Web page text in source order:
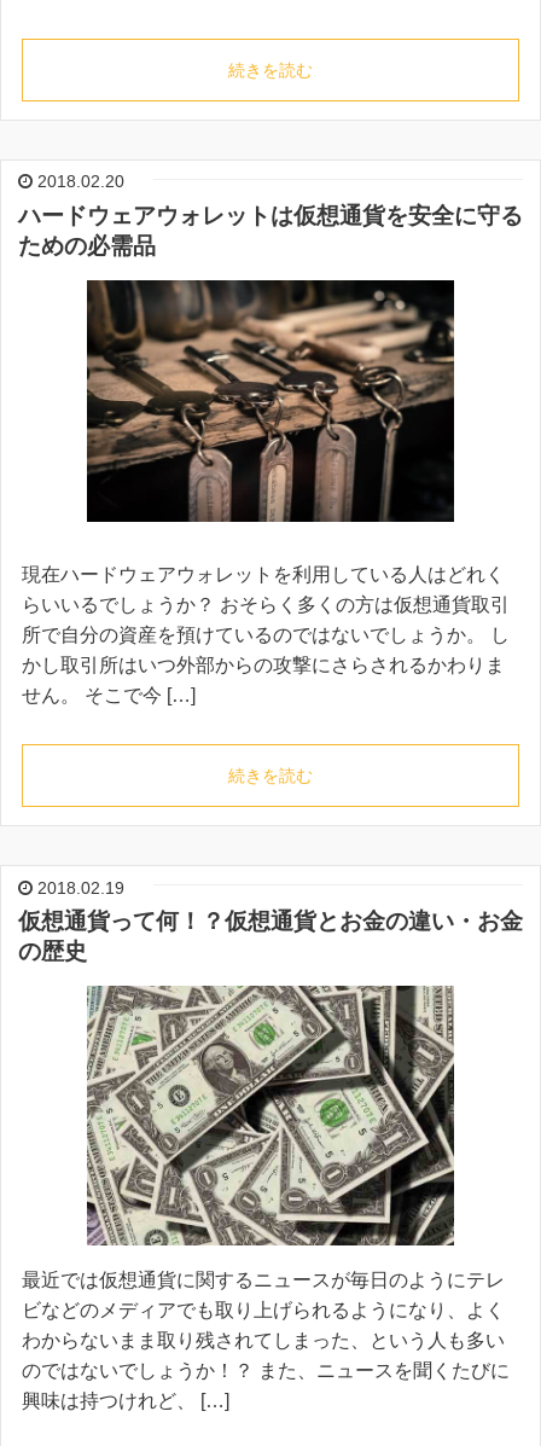
続きを読む
2018.02.20
ハードウェアウォレットは仮想通貨を安全に守る
ための必需品
現在ハードウェアウォレットを利用している人はどれく
らいいるでしょうか？ おそらく多くの方は仮想通貨取引
所で自分の資産を預けているのではないでしょうか。 し
かし取引所はいつ外部からの攻撃にさらされるかわりま
せん。 そこで今 […]
続きを読む
2018.02.19
仮想通貨って何！？仮想通貨とお金の違い・お金
の歴史
最近では仮想通貨に関するニュースが毎日のようにテレ
ビなどのメディアでも取り上げられるようになり、よく
わからないまま取り残されてしまった、という人も多い
のではないでしょうか！？ また、ニュースを聞くたびに
興味は持つけれど、 […]